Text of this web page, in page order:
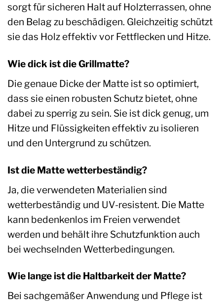
sorgt für sicheren Halt auf Holzterrassen, ohne
den Belag zu beschädigen. Gleichzeitig schützt
sie das Holz effektiv vor Fettflecken und Hitze.
Wie dick ist die Grillmatte?
Die genaue Dicke der Matte ist so optimiert,
dass sie einen robusten Schutz bietet, ohne
dabei zu sperrig zu sein. Sie ist dick genug, um
Hitze und Flüssigkeiten effektiv zu isolieren
und den Untergrund zu schützen.
Ist die Matte wetterbeständig?
Ja, die verwendeten Materialien sind
wetterbeständig und UV-resistent. Die Matte
kann bedenkenlos im Freien verwendet
werden und behält ihre Schutzfunktion auch
bei wechselnden Wetterbedingungen.
Wie lange ist die Haltbarkeit der Matte?
Bei sachgemäßer Anwendung und Pflege ist